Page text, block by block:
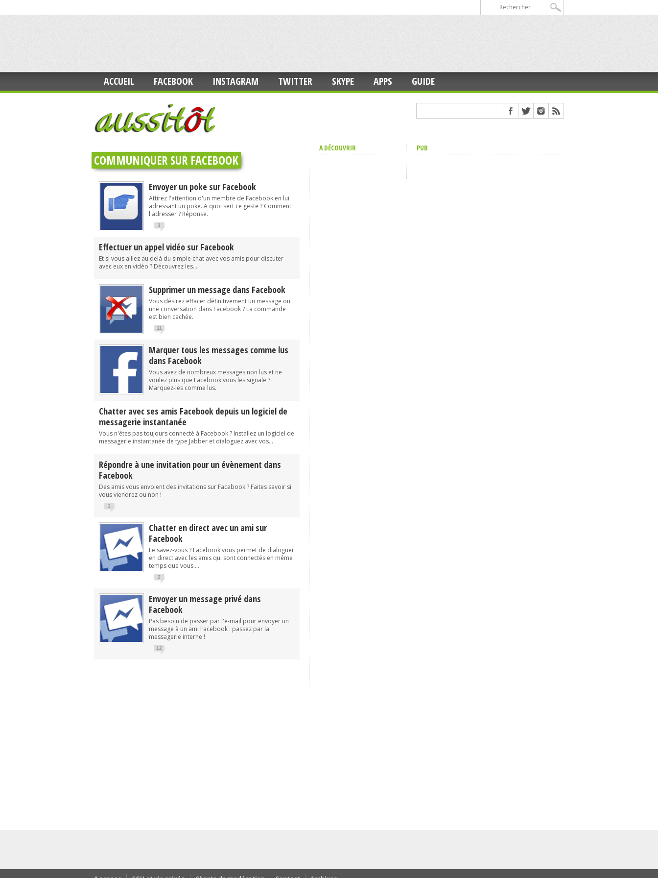
ACCUEIL FACEBOOK INSTAGRAM TWITTER SKYPE APPS GUIDE
COMMUNIQUER SUR FACEBOOK
Envoyer un poke sur Facebook
Attirez l'attention d'un membre de Facebook en lui
adressant un poke. A quoi sert ce geste ? Comment
l'adresser ? Réponse.
3
Effectuer un appel vidéo sur Facebook
Et si vous alliez au delà du simple chat avec vos amis pour discuter
avec eux en vidéo ? Découvrez les...
Supprimer un message dans Facebook
Vous désirez effacer définitivement un message ou
une conversation dans Facebook ? La commande
est bien cachée.
11
Marquer tous les messages comme lus
dans Facebook
Vous avez de nombreux messages non lus et ne
voulez plus que Facebook vous les signale ?
Marquez-les comme lus.
Chatter avec ses amis Facebook depuis un logiciel de
messagerie instantanée
Vous n'êtes pas toujours connecté à Facebook ? Installez un logiciel de
messagerie instantanée de type Jabber et dialoguez avec vos...
Répondre à une invitation pour un évènement dans
Facebook
Des amis vous envoient des invitations sur Facebook ? Faites savoir si
vous viendrez ou non !
1
Chatter en direct avec un ami sur
Facebook
Le savez-vous ? Facebook vous permet de dialoguer
en direct avec les amis qui sont connectés en même
temps que vous....
2
Envoyer un message privé dans
Facebook
Pas besoin de passer par l'e-mail pour envoyer un
message à un ami Facebook : passez par la
messagerie interne !
12
A DÉCOUVRIR PUB